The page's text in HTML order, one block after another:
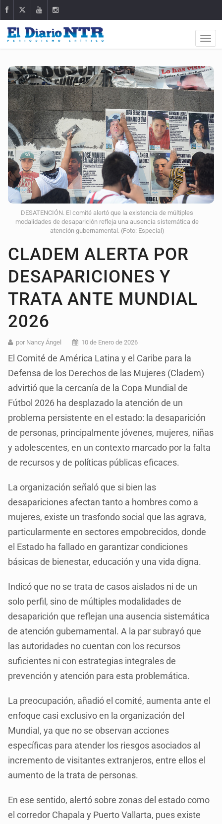
DESATENCIÓN. El comité alertó que la existencia de múltiples
modalidades de desaparición refleja una ausencia sistemática de
atención gubernamental. (Foto: Especial)
CLADEM ALERTA POR
DESAPARICIONES Y
TRATA ANTE MUNDIAL
2026
por Nancy Ángel 10 de Enero de 2026
El Comité de América Latina y el Caribe para la
Defensa de los Derechos de las Mujeres (Cladem)
advirtió que la cercanía de la Copa Mundial de
Fútbol 2026 ha desplazado la atención de un
problema persistente en el estado: la desaparición
de personas, principalmente jóvenes, mujeres, niñas
y adolescentes, en un contexto marcado por la falta
de recursos y de políticas públicas eficaces.
La organización señaló que si bien las
desapariciones afectan tanto a hombres como a
mujeres, existe un trasfondo social que las agrava,
particularmente en sectores empobrecidos, donde
el Estado ha fallado en garantizar condiciones
básicas de bienestar, educación y una vida digna.
Indicó que no se trata de casos aislados ni de un
solo perfil, sino de múltiples modalidades de
desaparición que reflejan una ausencia sistemática
de atención gubernamental. A la par subrayó que
las autoridades no cuentan con los recursos
suficientes ni con estrategias integrales de
prevención y atención para esta problemática.
La preocupación, añadió el comité, aumenta ante el
enfoque casi exclusivo en la organización del
Mundial, ya que no se observan acciones
específicas para atender los riesgos asociados al
incremento de visitantes extranjeros, entre ellos el
aumento de la trata de personas.
En ese sentido, alertó sobre zonas del estado como
el corredor Chapala y Puerto Vallarta, pues existe